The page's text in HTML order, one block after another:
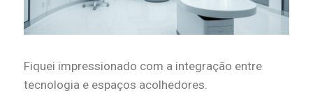
Fiquei impressionado com a integração entre
tecnologia e espaços acolhedores.